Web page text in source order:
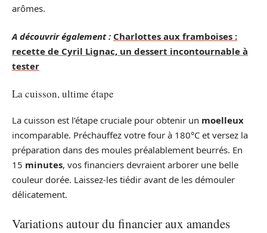
arômes.
A découvrir également : Charlottes aux framboises :
recette de Cyril Lignac, un dessert incontournable à
tester
La cuisson, ultime étape
La cuisson est l’étape cruciale pour obtenir un moelleux
incomparable. Préchauffez votre four à 180°C et versez la
préparation dans des moules préalablement beurrés. En
15 minutes, vos financiers devraient arborer une belle
couleur dorée. Laissez-les tiédir avant de les démouler
délicatement.
Variations autour du financier aux amandes